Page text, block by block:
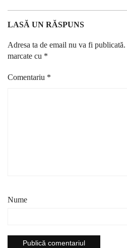
LASĂ UN RĂSPUNS
Adresa ta de email nu va fi publicată.
marcate cu *
Comentariu *
Nume